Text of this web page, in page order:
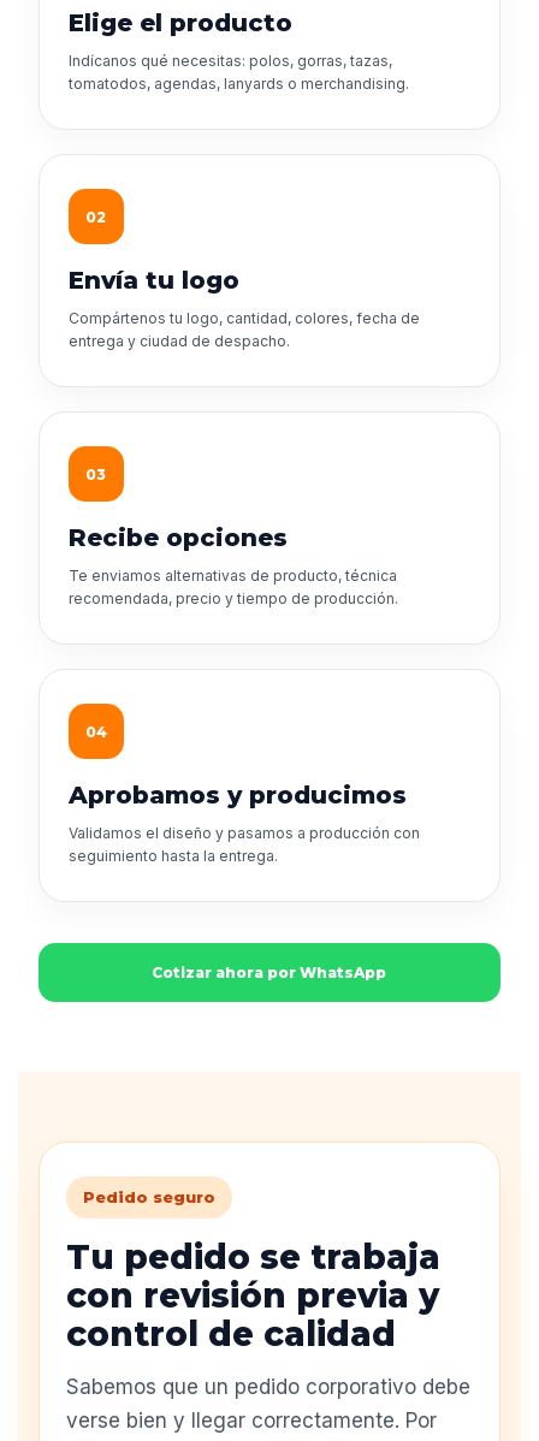
Elige el producto
Indícanos qué necesitas: polos, gorras, tazas,
tomatodos, agendas, lanyards o merchandising.
02
Envía tu logo
Compártenos tu logo, cantidad, colores, fecha de
entrega y ciudad de despacho.
03
Recibe opciones
Te enviamos alternativas de producto, técnica
recomendada, precio y tiempo de producción.
04
Aprobamos y producimos
Validamos el diseño y pasamos a producción con
seguimiento hasta la entrega.
Cotizar ahora por WhatsApp
Pedido seguro
Tu pedido se trabaja
con revisión previa y
control de calidad
Sabemos que un pedido corporativo debe
verse bien y llegar correctamente. Por